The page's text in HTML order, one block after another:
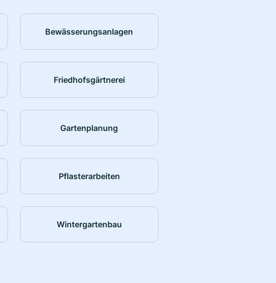
Bewässerungsanlagen
Friedhofsgärtnerei
Gartenplanung
Pflasterarbeiten
Wintergartenbau